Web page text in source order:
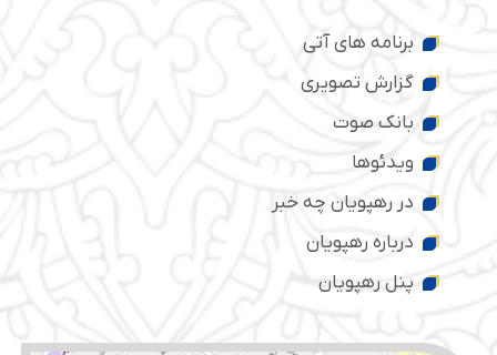
برنامه های آتی
گزارش تصویری
بانک صوت
ویدئوها
در رهپویان چه خبر
درباره رهپویان
پنل رهپویان